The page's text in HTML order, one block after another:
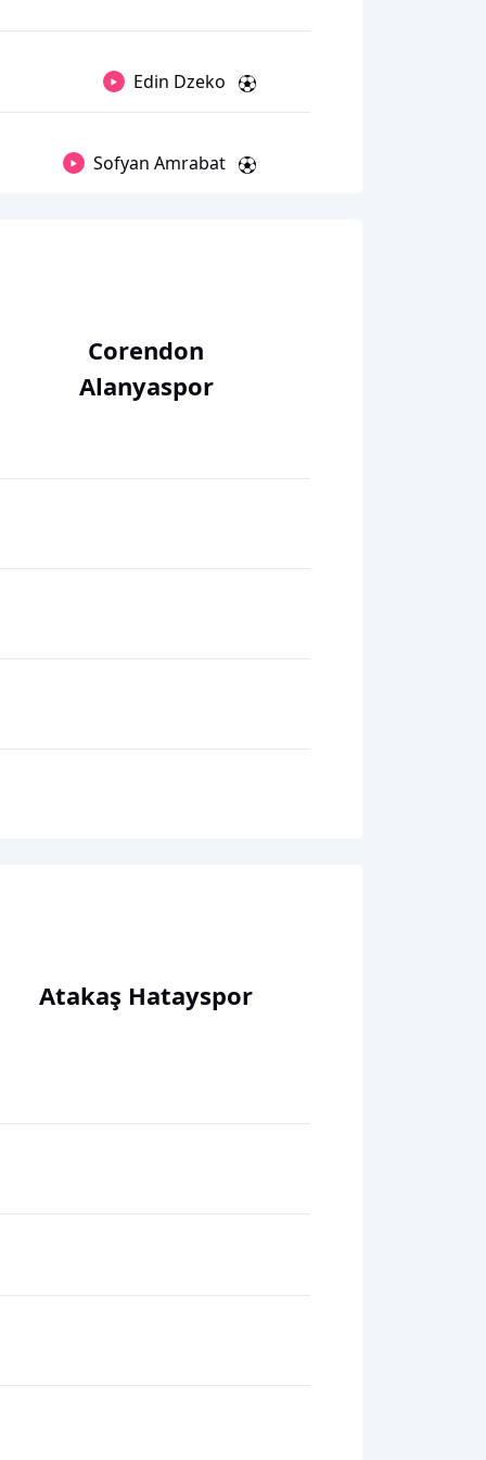
Edin Dzeko
Sofyan Amrabat
Corendon
Alanyaspor
Atakaş Hatayspor